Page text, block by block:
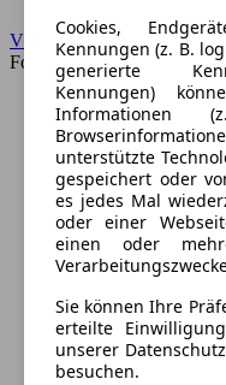
VW
Forum
Cookies,
Kennungen (z. B.
generierte
Kennungen)
unterstützte
gespeichert oder
es jedes Mal
oder einer
einen oder
Sie können Ihre
erteilte
unserer
besuchen.